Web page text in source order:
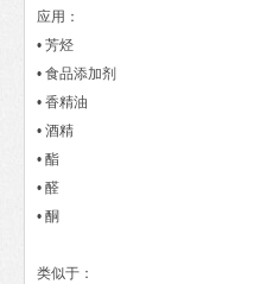
应用：
• 芳烃
• 食品添加剂
• 香精油
• 酒精
• 酯
• 醛
• 酮
类似于：